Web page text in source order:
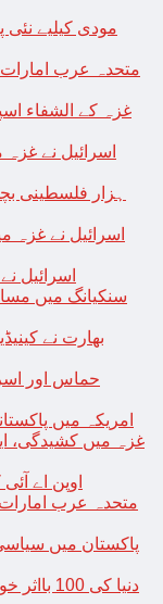
اسرائیل نے غزہ
اسرائیل نے غزہ
اسرائیل
سنکیانگ میں
بھارت نے
امریکہ میں پاکستانی
غزہ میں کشیدگی،
اوپن اے
پاکستان میں
دنیا کی